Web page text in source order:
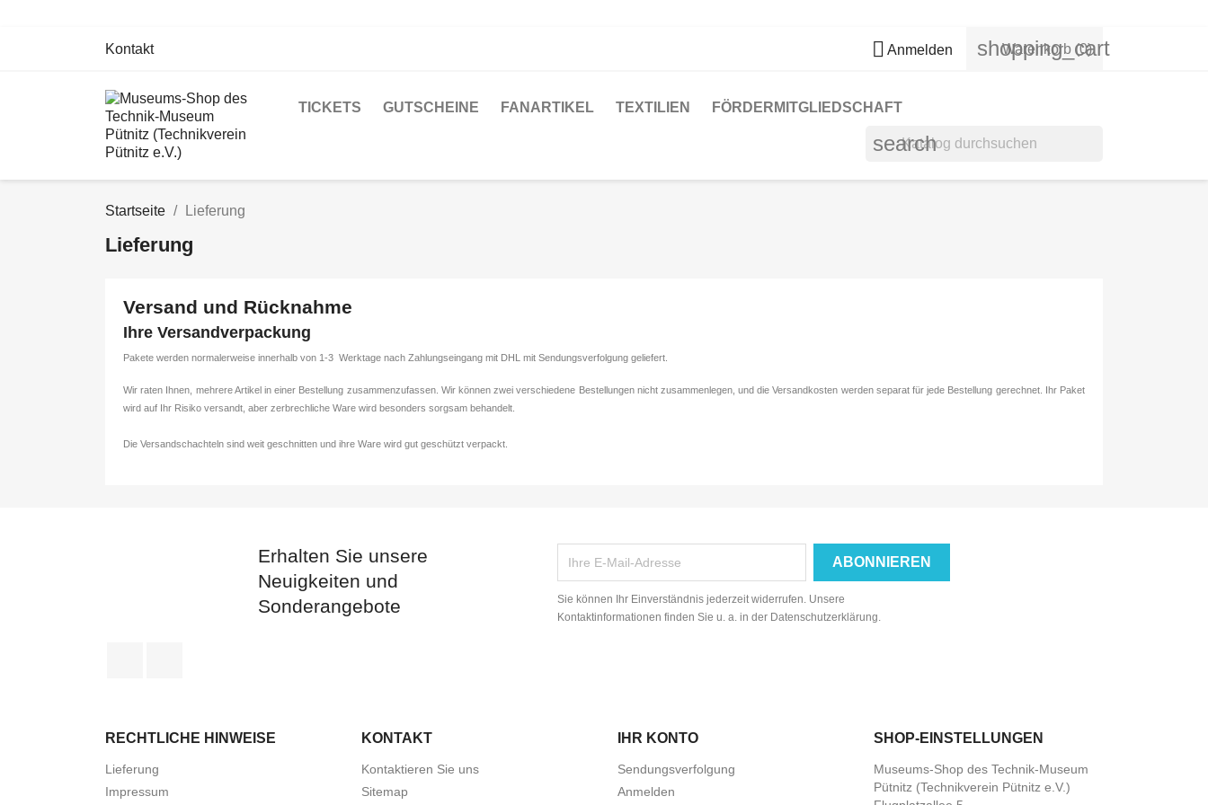
Kontakt  Anmelden shopping_cart
Warenkorb (0)
TICKETS GUTSCHEINE FANARTIKEL TEXTILIEN FÖRDERMITGLIEDSCHAFT
search
Startseite Lieferung
Lieferung
Versand und Rücknahme
Ihre Versandverpackung
Pakete werden normalerweise innerhalb von 1-3 Werktage nach Zahlungseingang mit DHL mit Sendungsverfolgung geliefert.
Wir raten Ihnen, mehrere Artikel in einer Bestellung zusammenzufassen. Wir können zwei verschiedene Bestellungen nicht zusammenlegen, und die Versandkosten werden separat für jede Bestellung gerechnet. Ihr Paket
wird auf Ihr Risiko versandt, aber zerbrechliche Ware wird besonders sorgsam behandelt.
Die Versandschachteln sind weit geschnitten und ihre Ware wird gut geschützt verpackt.
Erhalten Sie unsere
Neuigkeiten und
Sonderangebote
Sie können Ihr Einverständnis jederzeit widerrufen. Unsere
Kontaktinformationen finden Sie u. a. in der Datenschutzerklärung.
RECHTLICHE HINWEISE
Lieferung
Impressum
KONTAKT
Kontaktieren Sie uns
Sitemap
IHR KONTO
Sendungsverfolgung
Anmelden
SHOP-EINSTELLUNGEN
Museums-Shop des Technik-Museum
Pütnitz (Technikverein Pütnitz e.V.)